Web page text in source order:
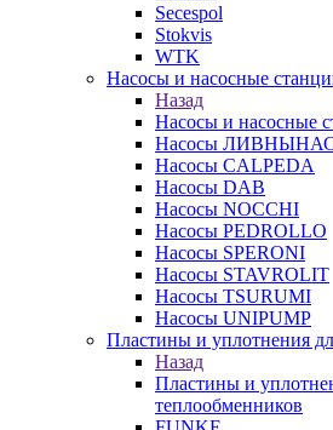
Secespol
Stokvis
WTK
Насосы и насосные
Назад
Насосы и насосные
Насосы
Насосы CALPEDA
Насосы DAB
Насосы NOCCHI
Насосы PEDROLLO
Насосы SPERONI
Насосы STAVROLIT
Насосы TSURUMI
Насосы UNIPUMP
Пластины и уплотнения
Назад
Пластины и
теплообменников